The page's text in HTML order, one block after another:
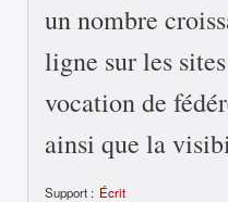
un nombre
ligne sur les
vocation de
ainsi que la
Support : Écrit